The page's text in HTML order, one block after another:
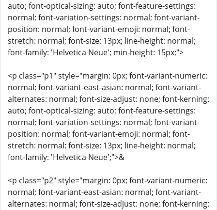
auto; font-optical-sizing: auto; font-feature-settings:
normal; font-variation-settings: normal; font-variant-
position: normal; font-variant-emoji: normal; font-
stretch: normal; font-size: 13px; line-height: normal;
font-family: 'Helvetica Neue'; min-height: 15px;">
<p class="p1" style="margin: 0px; font-variant-numeric:
normal; font-variant-east-asian: normal; font-variant-
alternates: normal; font-size-adjust: none; font-kerning:
auto; font-optical-sizing: auto; font-feature-settings:
normal; font-variation-settings: normal; font-variant-
position: normal; font-variant-emoji: normal; font-
stretch: normal; font-size: 13px; line-height: normal;
font-family: 'Helvetica Neue';">&
<p class="p2" style="margin: 0px; font-variant-numeric:
normal; font-variant-east-asian: normal; font-variant-
alternates: normal; font-size-adjust: none; font-kerning: